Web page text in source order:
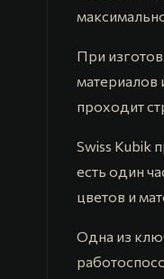
При
материалов
проходит
Swiss Kubik
есть один
цветов и
Одна из